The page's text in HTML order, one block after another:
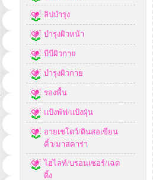
ลิปบำรุง
บำรุงผิวหน้า
บีบีผิวกาย
บำรุงผิวกาย
รองพื้น
แป้งพัฟ/แป้งฝุ่น
อายเชโดว์/ดินสอเขียน
คิ้ว/มาสคาร่า
ไฮไลท์/บรอนเซอร์/เฉด
ดิ้ง